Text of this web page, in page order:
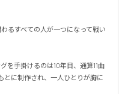
るすべての人が一つになって戦い
を手掛けるのは10年目、通算11曲
とに制作され、一人ひとりが胸に